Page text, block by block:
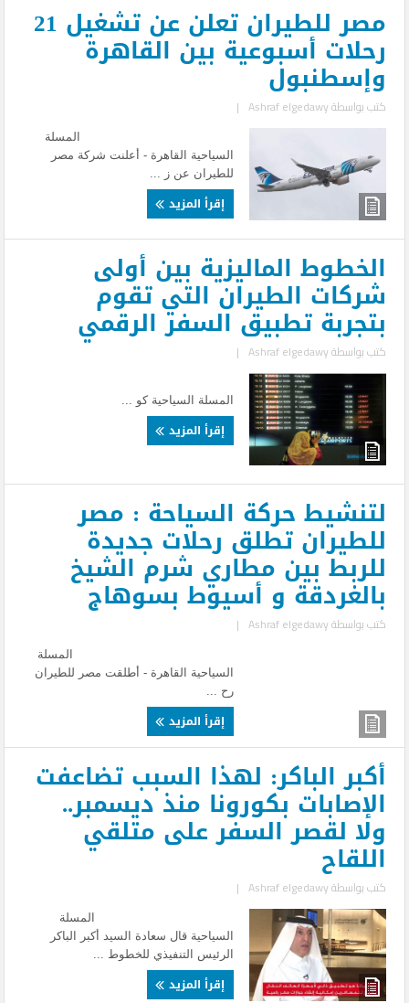
مصر للطيران تعلن عن تشغيل 21
رحلات أسبوعية بين القاهرة
وإسطنبول
كتب بواسطةAshraf elgedawy
|
المسلة
السياحية القاهرة - أعلنت شركة مصر
للطيران عن ز ...
إقرأ المزيد
الخطوط الماليزية بين أولى
شركات الطيران التي تقوم
بتجربة تطبيق السفر الرقمي
كتب بواسطةAshraf elgedawy
|
المسلة السياحية كو ...
إقرأ المزيد
لتنشيط حركة السياحة : مصر
للطيران تطلق رحلات جديدة
للربط بين مطاري شرم الشيخ
بالغردقة و أسيوط بسوهاج
كتب بواسطةAshraf elgedawy
|
المسلة
السياحية القاهرة - أطلقت مصر للطيران
رح ...
إقرأ المزيد
أكبر الباكر: لهذا السبب تضاعفت
الإصابات بكورونا منذ ديسمبر..
ولا لقصر السفر على متلقي
اللقاح
كتب بواسطةAshraf elgedawy
|
المسلة
السياحية قال سعادة السيد أكبر الباكر
الرئيس التنفيذي للخطوط ...
إقرأ المزيد